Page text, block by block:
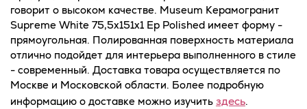
говорит о высоком качестве. Museum Керамогранит
Supreme White 75,5x151x1 Ep Polished имеет форму -
прямоугольная. Полированная поверхность материала
отлично подойдет для интерьера выполненного в стиле
- современный. Доставка товара осуществляется по
Москве и Московской области. Более подробную
информацию о доставке можно изучить здесь.